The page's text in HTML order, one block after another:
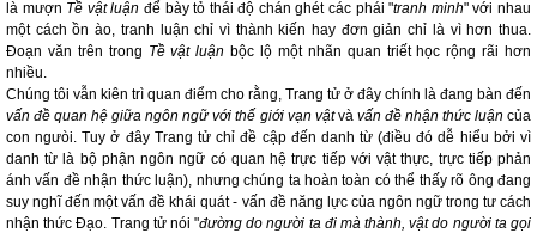
là mượn Tề vật luận để bày tỏ thái độ chán ghét các phái "tranh minh" với nhau
một cách ồn ào, tranh luận chỉ vì thành kiến hay đơn giản chỉ là vì hơn thua.
Đoạn văn trên trong Tề vật luận bộc lộ một nhãn quan triết học rộng rãi hơn
nhiều.
Chúng tôi vẫn kiên trì quan điểm cho rằng, Trang tử ở đây chính là đang bàn đến
vấn đề quan hệ giữa ngôn ngữ với thế giới vạn vậtvà vấn đề nhận thức luận của
con ngưòi. Tuy ở đây Trang tử chỉ đề cập đến danh từ (điều đó dễ hiểu bởi vì
danh từ là bộ phận ngôn ngữ có quan hệ trực tiếp với vật thực, trực tiếp phản
ánh vấn đề nhận thức luận), nhưng chúng ta hoàn toàn có thể thấy rõ ông đang
suy nghĩ đến một vấn đề khái quát - vấn đề năng lực của ngôn ngữ trong tư cách
nhận thức Đạo. Trang tử nói "đường do người ta đi mà thành, vật do người ta gọi